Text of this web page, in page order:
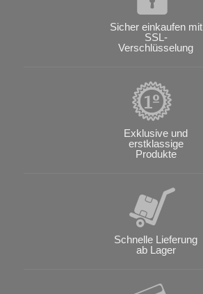
Sicher einkaufen mit
SSL-
Verschlüsselung
Exklusive und
erstklassige
Produkte
Schnelle Lieferung
ab Lager